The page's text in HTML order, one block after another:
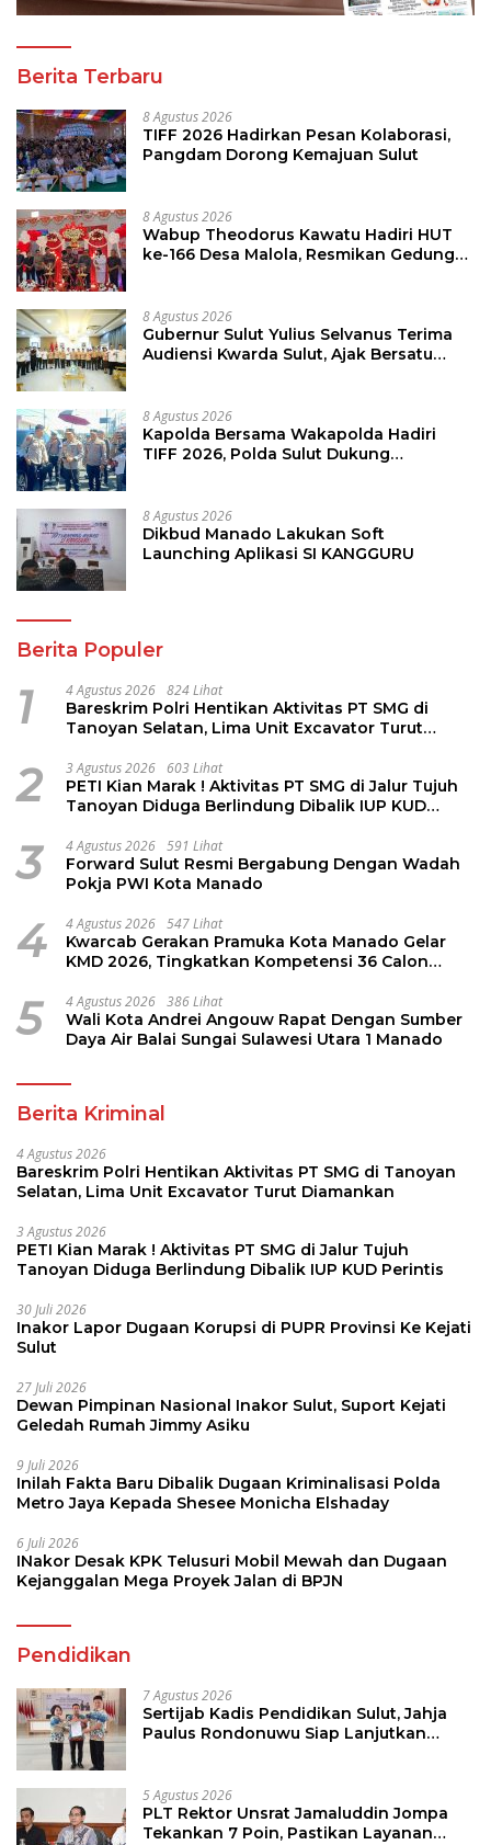
Berita Terbaru
8 Agustus 2026
TIFF 2026 Hadirkan Pesan Kolaborasi,
Pangdam Dorong Kemajuan Sulut
8 Agustus 2026
Wabup Theodorus Kawatu Hadiri HUT
ke-166 Desa Malola, Resmikan Gedung
8 Agustus 2026
Gubernur Sulut Yulius Selvanus Terima
Audiensi Kwarda Sulut, Ajak Bersatu
8 Agustus 2026
Kapolda Bersama Wakapolda Hadiri
TIFF 2026, Polda Sulut Dukung
8 Agustus 2026
Dikbud Manado Lakukan Soft
Launching Aplikasi SI KANGGURU
Berita Populer
1 4 Agustus 2026 824 Lihat
Bareskrim Polri Hentikan Aktivitas PT SMG di
Tanoyan Selatan, Lima Unit Excavator Turut
2 3 Agustus 2026 603 Lihat
PETI Kian Marak ! Aktivitas PT SMG di Jalur Tujuh
Tanoyan Diduga Berlindung Dibalik IUP KUD
3 4 Agustus 2026 591 Lihat
Forward Sulut Resmi Bergabung Dengan Wadah
Pokja PWI Kota Manado
4 4 Agustus 2026 547 Lihat
Kwarcab Gerakan Pramuka Kota Manado Gelar
KMD 2026, Tingkatkan Kompetensi 36 Calon
5 4 Agustus 2026 386 Lihat
Wali Kota Andrei Angouw Rapat Dengan Sumber
Daya Air Balai Sungai Sulawesi Utara 1 Manado
Berita Kriminal
4 Agustus 2026
Bareskrim Polri Hentikan Aktivitas PT SMG di Tanoyan
Selatan, Lima Unit Excavator Turut Diamankan
3 Agustus 2026
PETI Kian Marak ! Aktivitas PT SMG di Jalur Tujuh
Tanoyan Diduga Berlindung Dibalik IUP KUD Perintis
30 Juli 2026
Inakor Lapor Dugaan Korupsi di PUPR Provinsi Ke Kejati
Sulut
27 Juli 2026
Dewan Pimpinan Nasional Inakor Sulut, Suport Kejati
Geledah Rumah Jimmy Asiku
9 Juli 2026
Inilah Fakta Baru Dibalik Dugaan Kriminalisasi Polda
Metro Jaya Kepada Shesee Monicha Elshaday
6 Juli 2026
INakor Desak KPK Telusuri Mobil Mewah dan Dugaan
Kejanggalan Mega Proyek Jalan di BPJN
Pendidikan
7 Agustus 2026
Sertijab Kadis Pendidikan Sulut, Jahja
Paulus Rondonuwu Siap Lanjutkan
5 Agustus 2026
PLT Rektor Unsrat Jamaluddin Jompa
Tekankan 7 Poin, Pastikan Layanan